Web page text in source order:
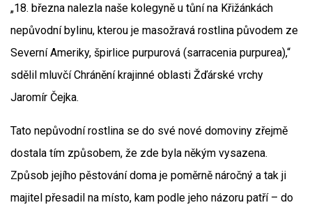
„18. března nalezla naše kolegyně u tůní na Křižánkách
nepůvodní bylinu, kterou je masožravá rostlina původem ze
Severní Ameriky, špirlice purpurová (sarracenia purpurea),“
sdělil mluvčí Chránění krajinné oblasti Žďárské vrchy
Jaromír Čejka.
Tato nepůvodní rostlina se do své nové domoviny zřejmě
dostala tím způsobem, že zde byla někým vysazena.
Způsob jejího pěstování doma je poměrně náročný a tak ji
majitel přesadil na místo, kam podle jeho názoru patří – do